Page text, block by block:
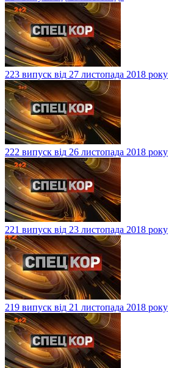
223 випуск від 27 листопада 2018 року
222 випуск від 26 листопада 2018 року
221 випуск від 23 листопада 2018 року
219 випуск від 21 листопада 2018 року